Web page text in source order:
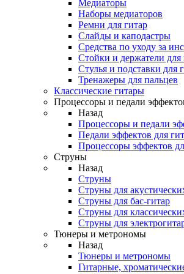
Медиаторы
Наборы медиаторов
Ремни для гитар
Слайды и каподастры
Средства по уходу за
Стойки и держатели для
Стулья и подставки для
Тренажеры для пальцев
Классические гитары
Процессоры и педали
Назад
Процессоры и педали
Педали эффектов для
Процессоры эффектов
Струны
Назад
Струны
Струны для
Струны для бас-гитар
Струны для
Струны для
Тюнеры и метрономы
Назад
Тюнеры и метрономы
Гитарные,